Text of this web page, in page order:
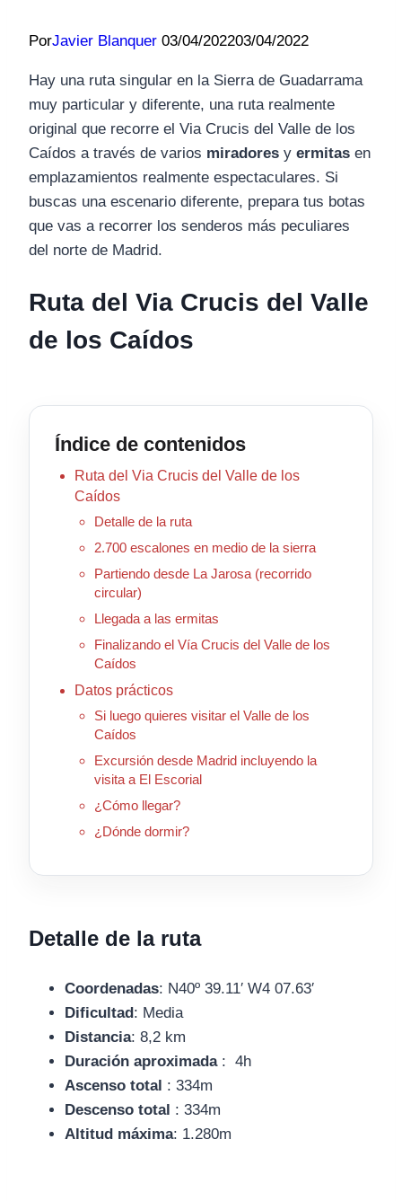
PorJavier Blanquer 03/04/202203/04/2022
Hay una ruta singular en la Sierra de Guadarrama
muy particular y diferente, una ruta realmente
original que recorre el Via Crucis del Valle de los
Caídos a través de varios miradores y ermitas en
emplazamientos realmente espectaculares. Si
buscas una escenario diferente, prepara tus botas
que vas a recorrer los senderos más peculiares
del norte de Madrid.
Ruta del Via Crucis del Valle
de los Caídos
Índice de contenidos
Ruta del Via Crucis del Valle de los
Caídos
Detalle de la ruta
2.700 escalones en medio de la sierra
Partiendo desde La Jarosa (recorrido
circular)
Llegada a las ermitas
Finalizando el Vía Crucis del Valle de los
Caídos
Datos prácticos
Si luego quieres visitar el Valle de los
Caídos
Excursión desde Madrid incluyendo la
visita a El Escorial
¿Cómo llegar?
¿Dónde dormir?
Detalle de la ruta
Coordenadas: N40º 39.11′ W4 07.63′
Dificultad: Media
Distancia: 8,2 km
Duración aproximada : 4h
Ascenso total : 334m
Descenso total : 334m
Altitud máxima: 1.280m